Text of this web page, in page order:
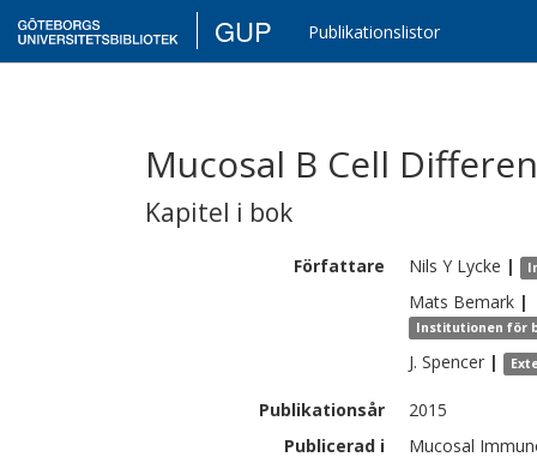
GUP Publikationslistor
Mucosal B Cell
Kapitel i bok
Författare Nils Y Lycke |
Mats Bemark |
Institutionen för
J. Spencer |
Publikationsår
2015
Publicerad i
Mucosal